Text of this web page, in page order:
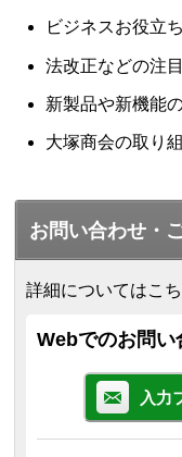
ビジネスお役立
法改正などの注
新製品や新機能
大塚商会の取り
お問い合わせ・
詳細についてはこ
Webでのお問い
入力